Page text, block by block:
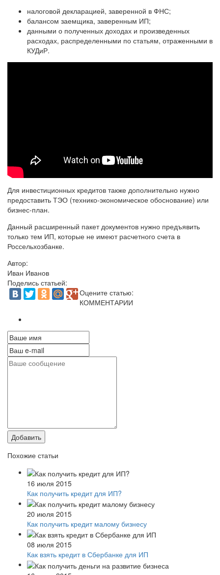
налоговой декларацией, заверенной в ФНС;
балансом заемщика, заверенным ИП;
данными о полученных доходах и произведенных
расходах, распределенными по статьям, отраженными в
КУДиР.
Для инвестиционных кредитов также дополнительно нужно
предоставить ТЭО (технико-экономическое обоснование) или
бизнес-план.
Данный расширенный пакет документов нужно предъявить
только тем ИП, которые не имеют расчетного счета в
Россельхозбанке.
Автор:
Иван Иванов
Поделись статьей:
Оцените статью:
КОММЕНТАРИИ
Добавить
Похожие статьи
16 июля 2015
Как получить кредит для ИП?
20 июля 2015
Как получить кредит малому бизнесу
08 июля 2015
Как взять кредит в Сбербанке для ИП